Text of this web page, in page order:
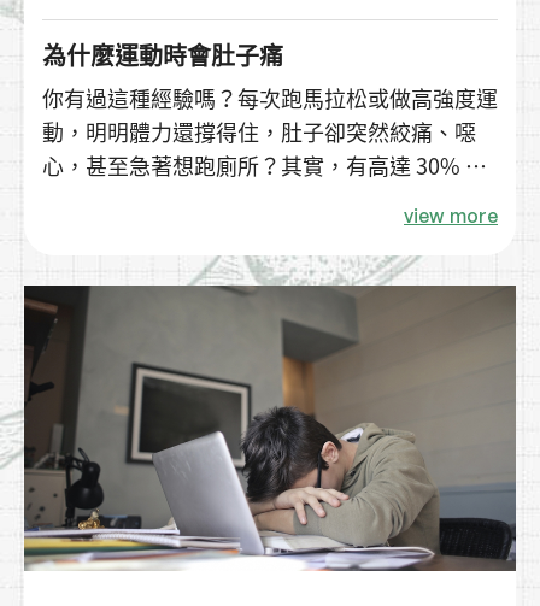
為什麼運動時會肚子痛
你有過這種經驗嗎？每次跑馬拉松或做高強度運
動，明明體力還撐得住，肚子卻突然絞痛、噁
心，甚至急著想跑廁所？其實，有高達 30% 到
view more